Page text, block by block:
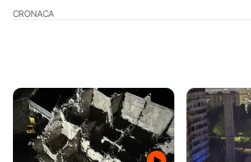
CRONACA